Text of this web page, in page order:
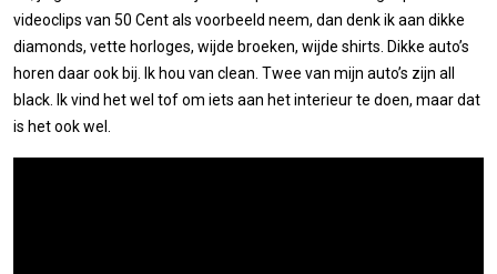
videoclips van 50 Cent als voorbeeld neem, dan denk ik aan dikke
diamonds, vette horloges, wijde broeken, wijde shirts. Dikke auto’s
horen daar ook bij. Ik hou van clean. Twee van mijn auto’s zijn all
black. Ik vind het wel tof om iets aan het interieur te doen, maar dat
is het ook wel.